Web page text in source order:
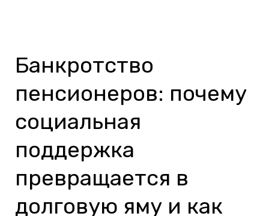
Банкротство
пенсионеров: почему
социальная
поддержка
превращается в
долговую яму и как
Банкротство
пенсионеров:
почему
поддержка
превращается
долговую
яму